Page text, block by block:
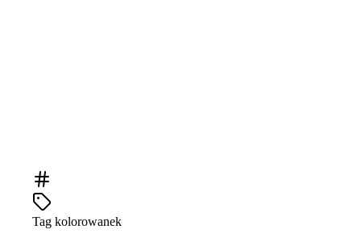
Tag kolorowanek